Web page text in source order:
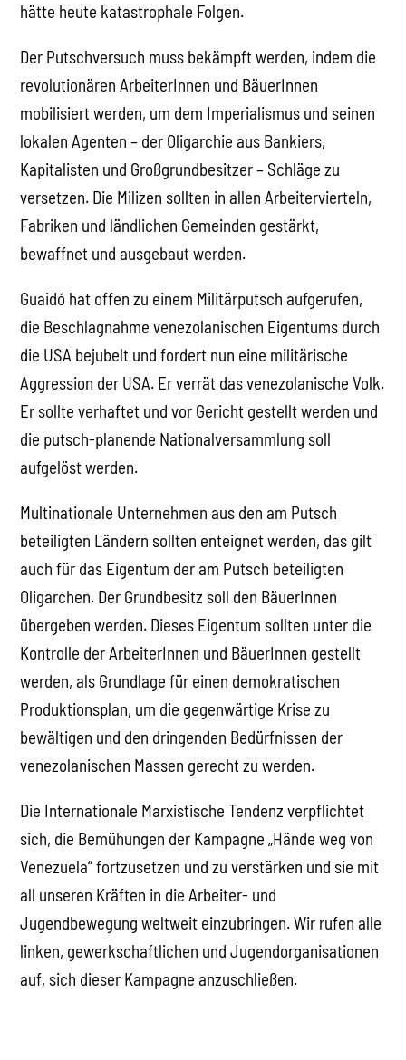
hätte heute katastrophale Folgen.
Der Putschversuch muss bekämpft werden, indem die
revolutionären ArbeiterInnen und BäuerInnen
mobilisiert werden, um dem Imperialismus und seinen
lokalen Agenten – der Oligarchie aus Bankiers,
Kapitalisten und Großgrundbesitzer – Schläge zu
versetzen. Die Milizen sollten in allen Arbeitervierteln,
Fabriken und ländlichen Gemeinden gestärkt,
bewaffnet und ausgebaut werden.
Guaidó hat offen zu einem Militärputsch aufgerufen,
die Beschlagnahme venezolanischen Eigentums durch
die USA bejubelt und fordert nun eine militärische
Aggression der USA. Er verrät das venezolanische Volk.
Er sollte verhaftet und vor Gericht gestellt werden und
die putsch-planende Nationalversammlung soll
aufgelöst werden.
Multinationale Unternehmen aus den am Putsch
beteiligten Ländern sollten enteignet werden, das gilt
auch für das Eigentum der am Putsch beteiligten
Oligarchen. Der Grundbesitz soll den BäuerInnen
übergeben werden. Dieses Eigentum sollten unter die
Kontrolle der ArbeiterInnen und BäuerInnen gestellt
werden, als Grundlage für einen demokratischen
Produktionsplan, um die gegenwärtige Krise zu
bewältigen und den dringenden Bedürfnissen der
venezolanischen Massen gerecht zu werden.
Die Internationale Marxistische Tendenz verpflichtet
sich, die Bemühungen der Kampagne „Hände weg von
Venezuela“ fortzusetzen und zu verstärken und sie mit
all unseren Kräften in die Arbeiter- und
Jugendbewegung weltweit einzubringen. Wir rufen alle
linken, gewerkschaftlichen und Jugendorganisationen
auf, sich dieser Kampagne anzuschließen.